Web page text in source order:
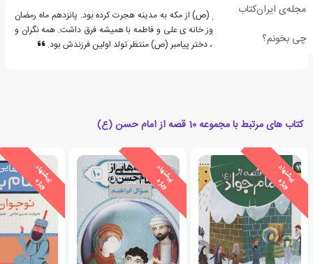
مجله‌ی ایران‌کتاب
چی بخونم؟
سه سال بود که پیامبر (ص) از مکه به مدینه هجرت کرده بود. پانزدهم ماه رمضان
بود و شب سه شنبه. آن روز خانه ی علی و فاطمه با همیشه فرق داشت. همه نگران و
منتظر بودند؛ چراکه فاطمه، دختر پیامبر (ص) منتظر تولد اولین فرزندش بود.
کتاب های مرتبط با مجموعه 10 قصه از امام حسن (ع)
پ
ی
ش
ن
ه
ا
د
و
ی
ژ
ه پ
ی
ش
ن
ه
ا
د
و
ی
ژ
ه پ
ی
ش
ن
ه
ا
د
و
ی
ژ
ه